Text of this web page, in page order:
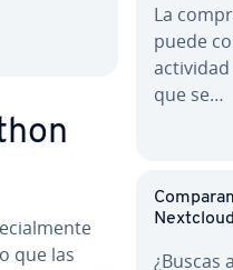
que las
La
puede
que se…
Nextcloud
¿Buscas